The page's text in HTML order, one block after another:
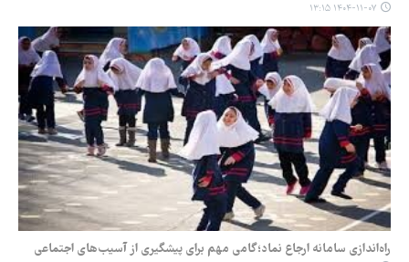
۱۴۰۴-۱۱-۰۷ ۱۳:۱۵
راه‌اندازی سامانه ارجاع نماد؛گامی مهم برای پیشگیری از آسیب‌های اجتماعی